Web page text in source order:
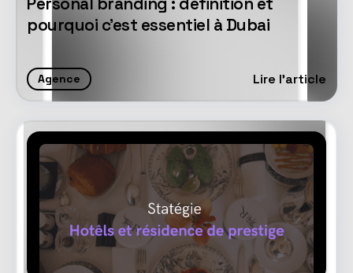
Personal branding : définition et
pourquoi c'est essentiel à Dubai
Agence Lire l'article